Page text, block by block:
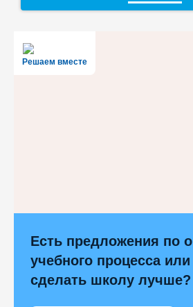
Решаем вместе
Есть предложения по
учебного процесса или
сделать школу лучше?